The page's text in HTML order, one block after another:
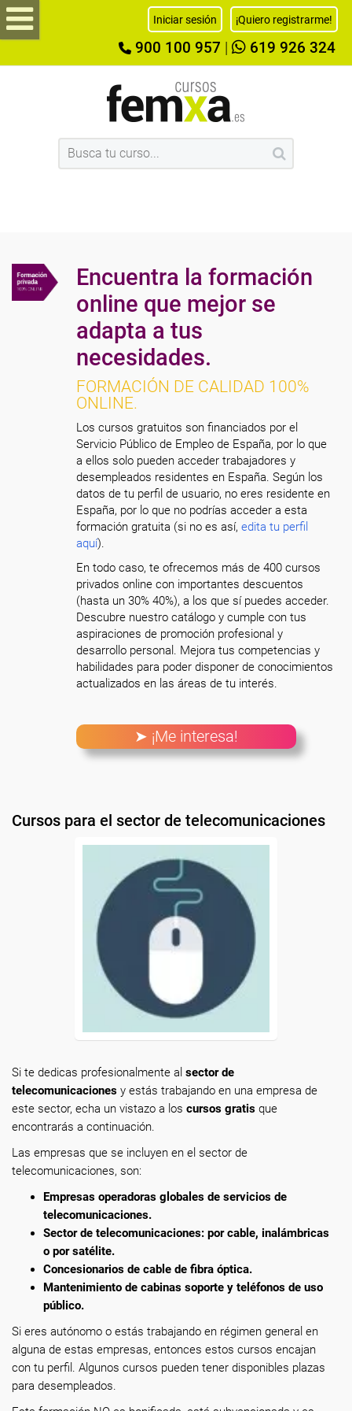
Iniciar sesión ¡Quiero registrarme!
900 100 957 619 926 324
Encuentra la formación
online que mejor se
adapta a tus
necesidades.
FORMACIÓN DE CALIDAD 100%
ONLINE.
Los cursos gratuitos son financiados por el
Servicio Público de Empleo de España, por lo que
a ellos solo pueden acceder trabajadores y
desempleados residentes en España. Según los
datos de tu perfil de usuario, no eres residente en
España, por lo que no podrías acceder a esta
formación gratuita (si no es así,edita tu perfil
aquí).
En todo caso, te ofrecemos más de 400 cursos
privados online con importantes descuentos
(hasta un 30% 40%), a los que sí puedes acceder.
Descubre nuestro catálogo y cumple con tus
aspiraciones de promoción profesional y
desarrollo personal. Mejora tus competencias y
habilidades para poder disponer de conocimientos
actualizados en las áreas de tu interés.
➤ ¡Me interesa!
Cursos para el sector de telecomunicaciones
Si te dedicas profesionalmente al sector de
telecomunicaciones y estás trabajando en una empresa de
este sector, echa un vistazo a los cursos gratis que
encontrarás a continuación.
Las empresas que se incluyen en el sector de
telecomunicaciones, son:
Empresas operadoras globales de servicios de
telecomunicaciones.
Sector de telecomunicaciones: por cable, inalámbricas
o por satélite.
Concesionarios de cable de fibra óptica.
Mantenimiento de cabinas soporte y teléfonos de uso
público.
Si eres autónomo o estás trabajando en régimen general en
alguna de estas empresas, entonces estos cursos encajan
con tu perfil. Algunos cursos pueden tener disponibles plazas
para desempleados.